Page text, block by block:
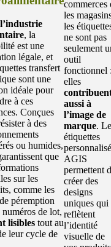
l’industrie
, la
est une
légale, et
transfert
sont une
idéale pour
à ces
Conçues
à des
ou humides,
que
sur les
comme les
péremption
numéros de lot,
lisibles tout au
leur cycle de
commerces
les
les
ne sont pas
seulement
outil
fonctionnel
elles
aussi à
l’image de
marque.
étiquettes
AGIS
permettent
créer des
designs
uniques qui
reflètent
l’identité
visuelle de